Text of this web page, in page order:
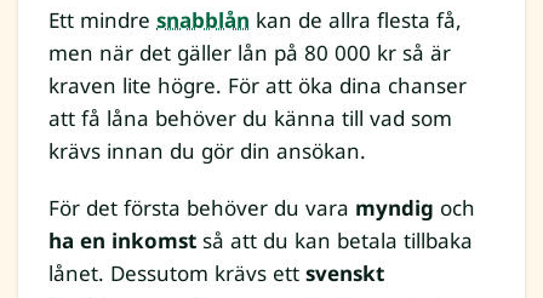
Ett mindre snabblån kan de allra flesta få,
men när det gäller lån på 80 000 kr så är
kraven lite högre. För att öka dina chanser
att få låna behöver du känna till vad som
krävs innan du gör din ansökan.
För det första behöver du vara myndig och
ha en inkomst så att du kan betala tillbaka
lånet. Dessutom krävs ett svenskt